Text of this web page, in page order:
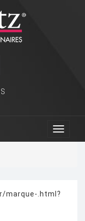
marque-.html?